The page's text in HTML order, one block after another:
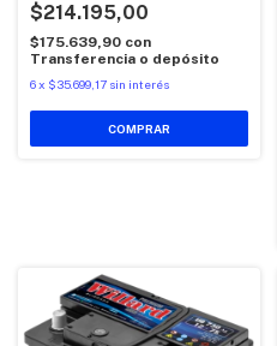
$214.195,00
$175.639,90 con
Transferencia o depósito
6x $35.699,17 sin interés